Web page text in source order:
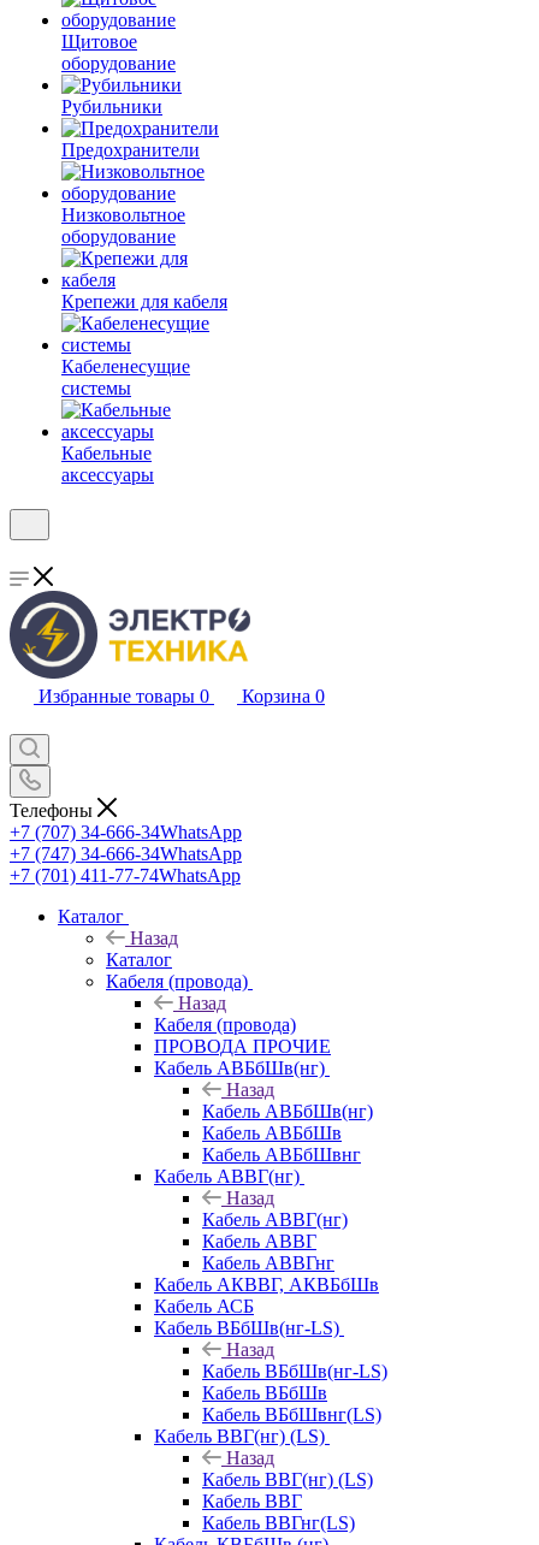
Щитовое
оборудование
Рубильники
Предохранители
Низковольтное
оборудование
Крепежи для кабеля
Кабеленесущие
системы
Кабельные
аксессуары
Избранные товары 0 Корзина 0
Телефоны
+7 (707) 34-666-34WhatsApp
+7 (747) 34-666-34WhatsApp
+7 (701) 411-77-74WhatsApp
Каталог
Назад
Каталог
Кабеля (провода)
Назад
Кабеля (провода)
ПРОВОДА ПРОЧИЕ
Кабель АВБбШв(нг)
Назад
Кабель АВБбШв(нг)
Кабель АВБбШв
Кабель АВБбШвнг
Кабель АВВГ(нг)
Назад
Кабель АВВГ(нг)
Кабель АВВГ
Кабель АВВГнг
Кабель АКВВГ, АКВБбШв
Кабель АСБ
Кабель ВБбШв(нг-LS)
Назад
Кабель ВБбШв(нг-LS)
Кабель ВБбШв
Кабель ВБбШвнг(LS)
Кабель ВВГ(нг) (LS)
Назад
Кабель ВВГ(нг) (LS)
Кабель ВВГ
Кабель ВВГнг(LS)